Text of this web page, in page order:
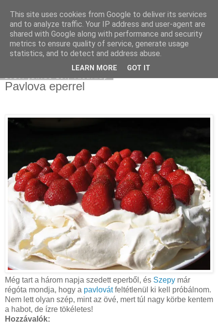
Moha Konyha
Pavlova eperrel
Még tart a három napja szedett eperből, és Szepy már
régóta mondja, hogy a pavlovátfeltétlenül ki kell próbálnom.
Nem lett olyan szép, mint az övé, mert túl nagy körbe kentem
a habot, de ízre tökéletes!
Hozzávalók:
This site uses cookies from Google to deliver its services
and to analyze traffic. Your IP address and user-agent are
shared with Google along with performance and security
metrics to ensure quality of service, generate usage
statistics, and to detect and address abuse.
LEARN MORE GOT IT